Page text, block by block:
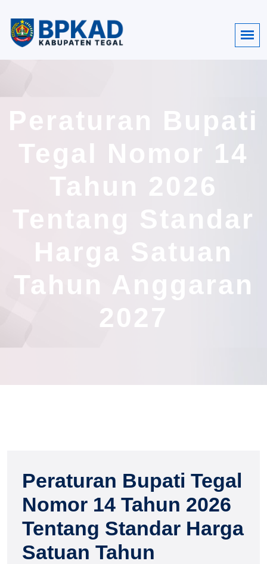
Peraturan Bupati
Tegal Nomor 14
Tahun 2026
Tentang Standar
Harga Satuan
Tahun Anggaran
2027
Peraturan Bupati Tegal
Nomor 14 Tahun 2026
Tentang Standar Harga
Satuan Tahun